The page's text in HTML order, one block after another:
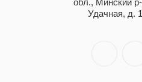
обл., Минский
Удачная, д.